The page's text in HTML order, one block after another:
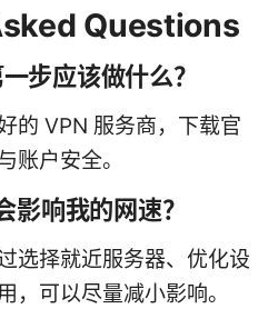
Questions
步应该做什么？
的 VPN 服务商，下载官
账户安全。
影响我的网速？
选择就近服务器、优化设
，可以尽量减小影响。